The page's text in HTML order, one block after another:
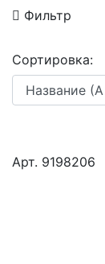
Фильтр
Сортировка:
Арт. 9198206